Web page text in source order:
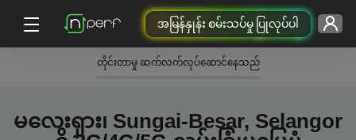
အမြန်နှုန်း စမ်းသပ်မှု ပြုလုပ်ပါ
တိုင်းတာမှု ဆက်လက်လုပ်ဆောင်နေသည်
မလေးရှား၊ Sungai-Besar, Selangor